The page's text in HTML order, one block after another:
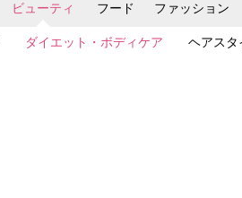
ビューティ
ダイエット・ボディケア ヘアスタ
フード ファッション